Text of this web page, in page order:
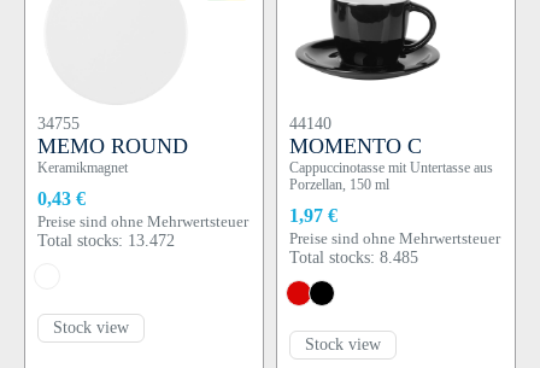
34755
MEMO ROUND
Keramikmagnet
0,43 €
Preise sind ohne Mehrwertsteuer
Total stocks: 13.472
Stock view
44140
MOMENTO C
Cappuccinotasse mit Untertasse aus
Porzellan, 150 ml
1,97 €
Preise sind ohne Mehrwertsteuer
Total stocks: 8.485
Stock view